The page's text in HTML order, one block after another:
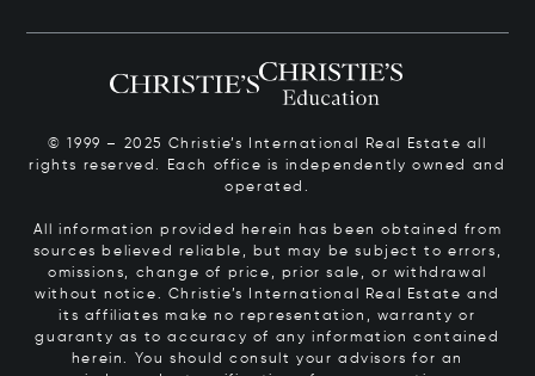
© 1999 – 2025 Christie’s International Real Estate all
rights reserved. Each office is independently owned and
operated.
All information provided herein has been obtained from
sources believed reliable, but may be subject to errors,
omissions, change of price, prior sale, or withdrawal
without notice. Christie’s International Real Estate and
its affiliates make no representation, warranty or
guaranty as to accuracy of any information contained
herein. You should consult your advisors for an